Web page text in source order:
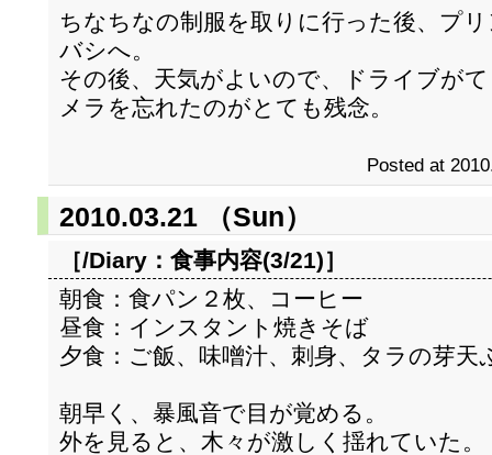
ちなちなの制服を取りに行った後、プ
バシへ。
その後、天気がよいので、ドライブが
メラを忘れたのがとても残念。
Posted at
2010.03.21 （Sun）
［/Diary： 食事内容(3/21)］
朝食：食パン２枚、コーヒー
昼食：インスタント焼きそば
夕食：ご飯、味噌汁、刺身、タラの芽天
朝早く、暴風音で目が覚める。
外を見ると、木々が激しく揺れていた